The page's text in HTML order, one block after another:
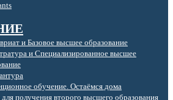
и Базовое высшее образование
и Специализированное высшее
обучение. Остаёмся дома
получения второго высшего образования